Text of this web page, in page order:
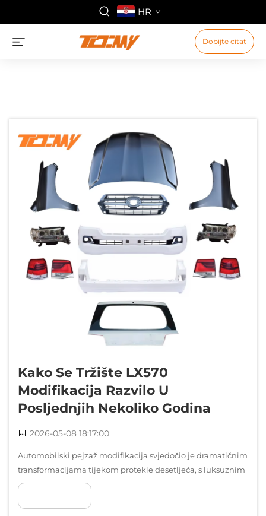
HR
Dobijte citat
Kako Se Tržište LX570
Modifikacija Razvilo U
Posljednjih Nekoliko Godina
2026-05-08 18:17:00
Automobilski pejzaž modifikacija svjedočio je dramatičnim
transformacijama tijekom protekle desetljeća, s luksuznim
SUV prilagođavanje pojavljuje se kao jedan od